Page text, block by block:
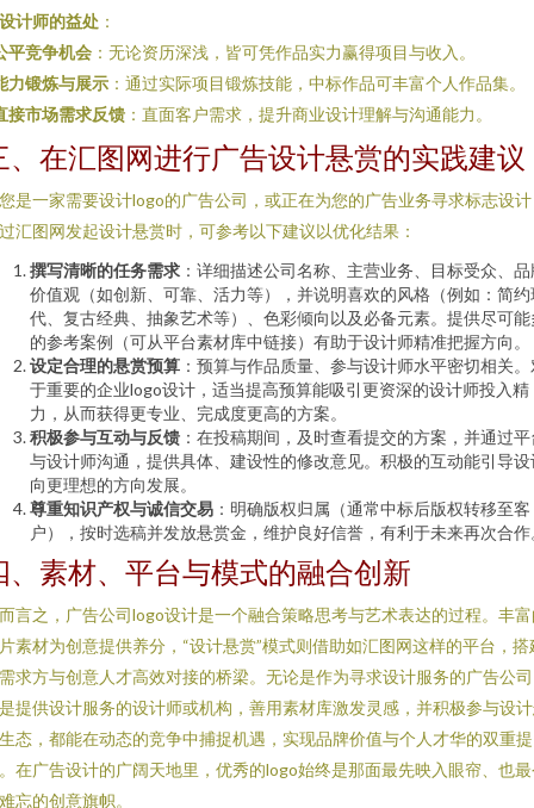
计师的益处 ：
平竞争机会 ：无论资历深浅，皆可凭作品实力赢得项目与收入。
力锻炼与展示 ：通过实际项目锻炼技能，中标作品可丰富个人作品集。
接市场需求反馈 ：直面客户需求，提升商业设计理解与沟通能力。
、在汇图网进行广告设计悬赏的实践建议
是一家需要设计logo的广告公司，或正在为您的广告业务寻求标志设
汇图网发起设计悬赏时，可参考以下建议以优化结果：
撰写清晰的任务需求 ：详细描述公司名称、主营业务、目标受众、
价值观（如创新、可靠、活力等），并说明喜欢的风格（例如：简约
代、复古经典、抽象艺术等）、色彩倾向以及必备元素。提供尽可能
的参考案例（可从平台素材库中链接）有助于设计师精准把握方向。
设定合理的悬赏预算 ：预算与作品质量、参与设计师水平密切相关
于重要的企业logo设计，适当提高预算能吸引更资深的设计师投入精
力，从而获得更专业、完成度更高的方案。
积极参与互动与反馈 ：在投稿期间，及时查看提交的方案，并通过
与设计师沟通，提供具体、建设性的修改意见。积极的互动能引导设
向更理想的方向发展。
尊重知识产权与诚信交易 ：明确版权归属（通常中标后版权转移至客
户），按时选稿并发放悬赏金，维护良好信誉，有利于未来再次合作
、素材、平台与模式的融合创新
言之，广告公司logo设计是一个融合策略思考与艺术表达的过程。丰
素材为创意提供养分，“设计悬赏”模式则借助如汇图网这样的平台，搭
求方与创意人才高效对接的桥梁。无论是作为寻求设计服务的广告公
提供设计服务的设计师或机构，善用素材库激发灵感，并积极参与设
态，都能在动态的竞争中捕捉机遇，实现品牌价值与个人才华的双重提
在广告设计的广阔天地里，优秀的logo始终是那面最先映入眼帘、也
忘的创意旗帜。